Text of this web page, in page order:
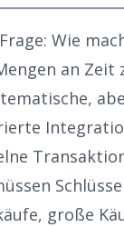
Wie
an Zeit
große